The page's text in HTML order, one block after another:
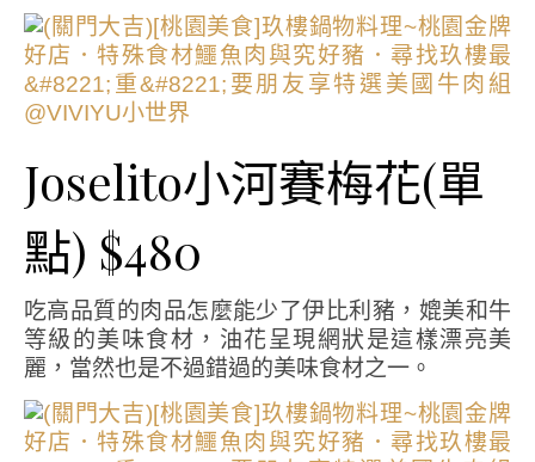
Joselito小河賽梅花(單
點) $480
吃高品質的肉品怎麼能少了伊比利豬，媲美和牛
等級的美味食材，油花呈現網狀是這樣漂亮美
麗，當然也是不過錯過的美味食材之一。